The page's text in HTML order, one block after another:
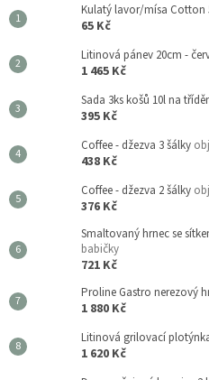
Kulatý lavor/mísa Cotton
65 Kč
Litinová pánev 20cm -
1 465 Kč
Sada 3ks košů 10l na
395 Kč
Coffee - džezva 3 šálky
438 Kč
Coffee - džezva 2 šálky
376 Kč
Smaltovaný hrnec se
babičky
721 Kč
Proline Gastro nerezový
1 880 Kč
Litinová grilovací
1 620 Kč